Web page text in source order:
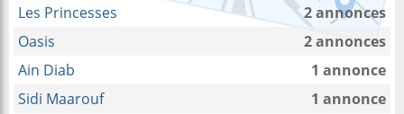
Les Princesses
2 annonces
Oasis
2 annonces
Ain Diab
1 annonce
Sidi Maarouf
1 annonce